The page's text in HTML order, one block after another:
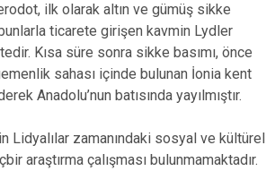
ilk olarak altın ve gümüş sikke
ticarete girişen kavmin Lydler
Kısa süre sonra sikke basımı, önce
sahası içinde bulunan İonia kent
Anadolu’nun batısında yayılmıştır.
Lidyalılar zamanındaki sosyal ve kültürel
araştırma çalışması bulunmamaktadır.